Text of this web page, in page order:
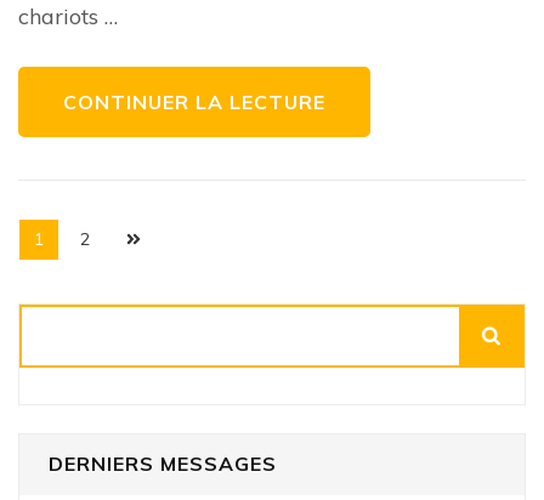
chariots …
CONTINUER LA LECTURE
Pagination
des
publications
Page
1 Page
2
DERNIERS MESSAGES